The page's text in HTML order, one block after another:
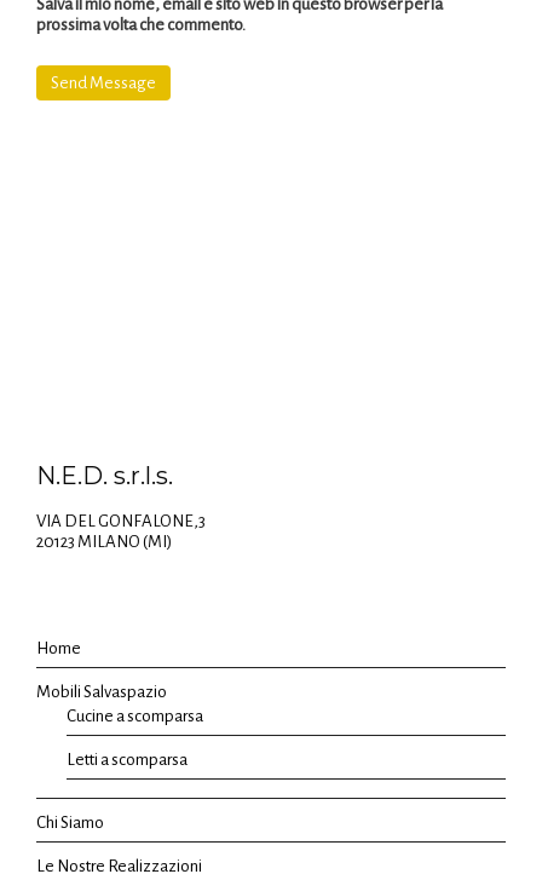
Salva il mio nome, email e sito web in questo browser per la
prossima volta che commento.
N.E.D. s.r.l.s.
VIA DEL GONFALONE,3
20123 MILANO (MI)
Home
Mobili Salvaspazio
Cucine a scomparsa
Letti a scomparsa
Chi Siamo
Le Nostre Realizzazioni